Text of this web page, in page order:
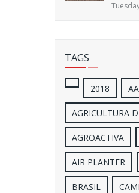
TAGS
2018
AGRICULTURA
AGROACTIVA
AIR PLANTER
BRASIL